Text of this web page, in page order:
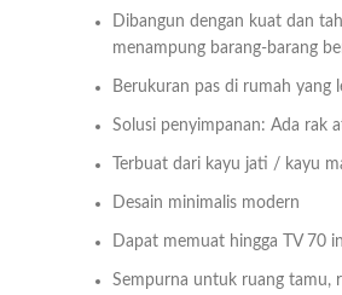
Dibangun dengan kuat dan
menampung barang-barang
Berukuran pas di rumah yang
Solusi penyimpanan: Ada rak
Terbuat dari kayu jati / kayu
Desain minimalis modern
Dapat memuat hingga TV 70
Sempurna untuk ruang tamu,